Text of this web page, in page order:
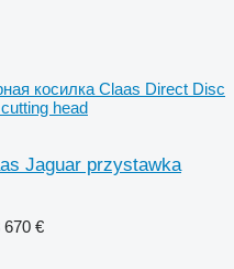
косилка Claas Direct Disc
head
Jaguar przystawka
670 €